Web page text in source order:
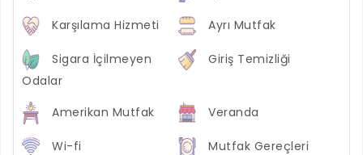
Karşılama Hizmeti Ayrı Mutfak
Sigara İçilmeyen
Odalar
Giriş Temizliği
Amerikan Mutfak Veranda
Wi-fi Mutfak Gereçleri